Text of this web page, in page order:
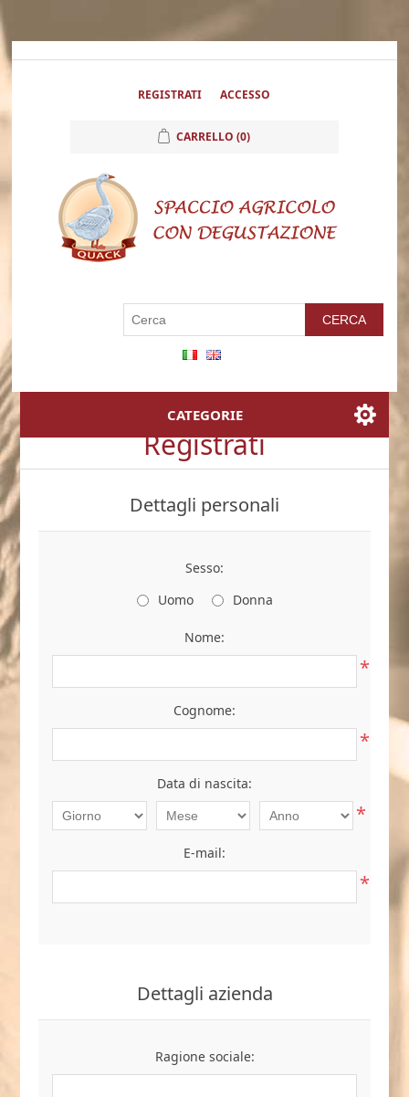
REGISTRATI ACCESSO
CARRELLO (0)
CATEGORIE
Registrati
Dettagli personali
Sesso:
Uomo
Donna
Nome:
*
Cognome:
*
Data di nascita:
*
E-mail:
*
Dettagli azienda
Ragione sociale: